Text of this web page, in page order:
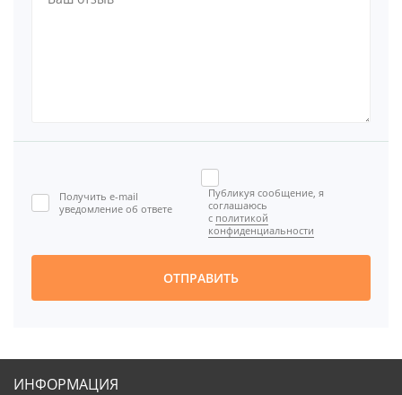
Получить e-mail
уведомление об ответе
Публикуя сообщение, я
соглашаюсь
с политикой
конфиденциальности
ОТПРАВИТЬ
ИНФОРМАЦИЯ